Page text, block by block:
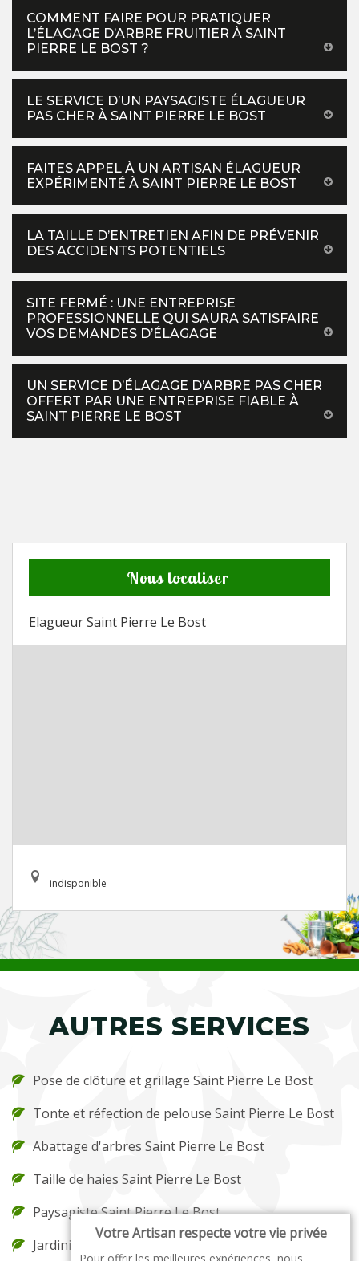
COMMENT FAIRE POUR PRATIQUER
L’ÉLAGAGE D’ARBRE FRUITIER À SAINT
PIERRE LE BOST ?
LE SERVICE D’UN PAYSAGISTE ÉLAGUEUR
PAS CHER À SAINT PIERRE LE BOST
FAITES APPEL À UN ARTISAN ÉLAGUEUR
EXPÉRIMENTÉ À SAINT PIERRE LE BOST
LA TAILLE D’ENTRETIEN AFIN DE PRÉVENIR
DES ACCIDENTS POTENTIELS
SITE FERMÉ : UNE ENTREPRISE
PROFESSIONNELLE QUI SAURA SATISFAIRE
VOS DEMANDES D’ÉLAGAGE
UN SERVICE D’ÉLAGAGE D’ARBRE PAS CHER
OFFERT PAR UNE ENTREPRISE FIABLE À
SAINT PIERRE LE BOST
Nous localiser
Elagueur Saint Pierre Le Bost
indisponible
AUTRES SERVICES
Pose de clôture et grillage Saint Pierre Le Bost
Tonte et réfection de pelouse Saint Pierre Le Bost
Abattage d'arbres Saint Pierre Le Bost
Taille de haies Saint Pierre Le Bost
Paysagiste Saint Pierre Le Bost
Jardinier Saint Pierre Le Bost
Votre Artisan respecte votre vie privée